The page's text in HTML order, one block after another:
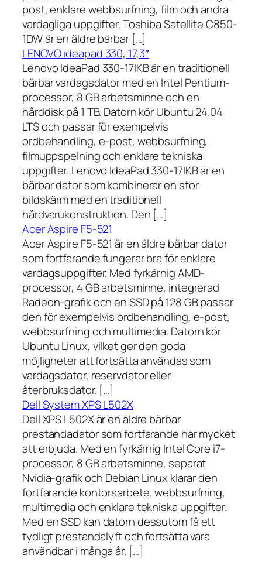
post, enklare webbsurfning, film och andra
vardagliga uppgifter. Toshiba Satellite C850-
1DW är en äldre bärbar […]
LENOVO ideapad 330, 17,3″
Lenovo IdeaPad 330-17IKB är en traditionell
bärbar vardagsdator med en Intel Pentium-
processor, 8 GB arbetsminne och en
hårddisk på 1 TB. Datorn kör Ubuntu 24.04
LTS och passar för exempelvis
ordbehandling, e-post, webbsurfning,
filmuppspelning och enklare tekniska
uppgifter. Lenovo IdeaPad 330-17IKB är en
bärbar dator som kombinerar en stor
bildskärm med en traditionell
hårdvarukonstruktion. Den […]
Acer Aspire F5-521
Acer Aspire F5-521 är en äldre bärbar dator
som fortfarande fungerar bra för enklare
vardagsuppgifter. Med fyrkärnig AMD-
processor, 4 GB arbetsminne, integrerad
Radeon-grafik och en SSD på 128 GB passar
den för exempelvis ordbehandling, e-post,
webbsurfning och multimedia. Datorn kör
Ubuntu Linux, vilket ger den goda
möjligheter att fortsätta användas som
vardagsdator, reservdator eller
återbruksdator. […]
Dell System XPS L502X
Dell XPS L502X är en äldre bärbar
prestandadator som fortfarande har mycket
att erbjuda. Med en fyrkärnig Intel Core i7-
processor, 8 GB arbetsminne, separat
Nvidia-grafik och Debian Linux klarar den
fortfarande kontorsarbete, webbsurfning,
multimedia och enklare tekniska uppgifter.
Med en SSD kan datorn dessutom få ett
tydligt prestandalyft och fortsätta vara
användbar i många år. […]